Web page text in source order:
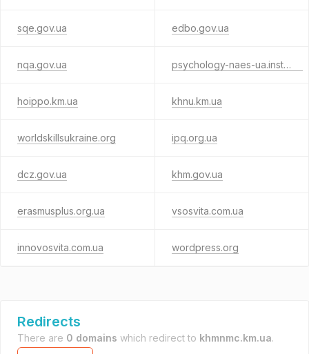
sqe.gov.ua edbo.gov.ua
nqa.gov.ua psychology-naes-ua.institute
hoippo.km.ua khnu.km.ua
worldskillsukraine.org ipq.org.ua
dcz.gov.ua khm.gov.ua
erasmusplus.org.ua vsosvita.com.ua
innovosvita.com.ua wordpress.org
Redirects
There are 0 domains which redirect to khmnmc.km.ua.